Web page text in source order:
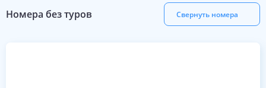
Номера без туров Свернуть номера